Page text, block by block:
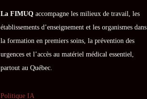
La FIMUQ accompagne les milieux de travail, les
établissements d’enseignement et les organismes dans
la formation en premiers soins, la prévention des
urgences et l’accès au matériel médical essentiel,
partout au Québec.
Politique IA